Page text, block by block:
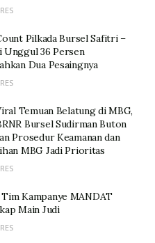
Pilkada Bursel Safitri –
Unggul 36 Persen
Dua Pesaingnya
Temuan Belatung di MBG,
Bursel Sudirman Buton
Prosedur Keamanan dan
MBG Jadi Prioritas
Kampanye MANDAT
Main Judi